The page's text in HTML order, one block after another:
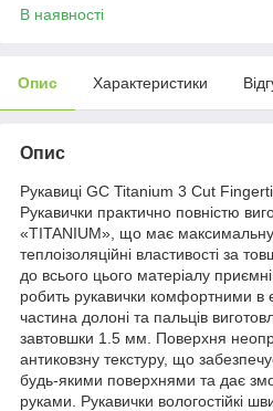
В наявності
Опис Характеристики
Опис
Рукавиці GC Titanium 3 Cut
Рукавички практично повністю
«TITANIUM», що має максимальну
теплоізоляційні властивості за
до всього цього матеріалу
робить рукавички комфортними в
частина долоні та пальців
завтовшки 1.5 мм. Поверхня
антиковзну текстуру, що
будь-якими поверхнями та дає
руками. Рукавички вологостійкі